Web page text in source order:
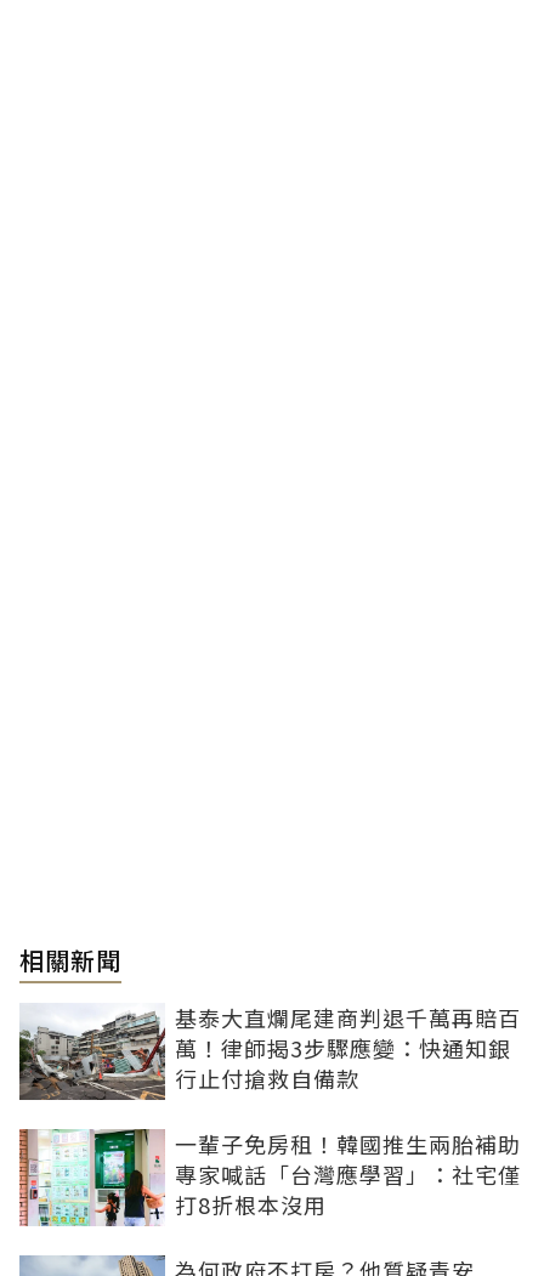
相關新聞
基泰大直爛尾建商判退千萬再賠百
萬！律師揭3步驟應變：快通知銀
行止付搶救自備款
一輩子免房租！韓國推生兩胎補助
專家喊話「台灣應學習」：社宅僅
打8折根本沒用